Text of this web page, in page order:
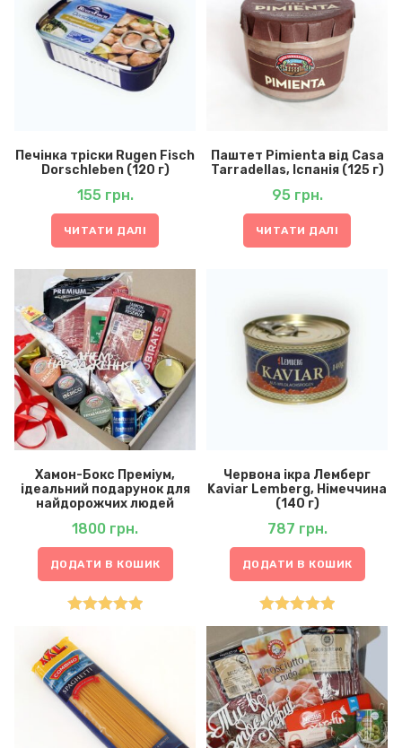
Печінка тріски Rugen Fisch
Dorschleben (120 г)
155 грн.
ЧИТАТИ ДАЛІ
Паштет Pimienta від Casa
Tarradellas, Іспанія (125 г)
95 грн.
ЧИТАТИ ДАЛІ
Хамон-Бокс Преміум,
ідеальний подарунок для
найдорожчих людей
1800 грн.
ДОДАТИ В КОШИК
5.00
Червона ікра Лемберг
Kaviar Lemberg, Німеччина
(140 г)
787 грн.
ДОДАТИ В КОШИК
Оцінено в
5.00 з 5